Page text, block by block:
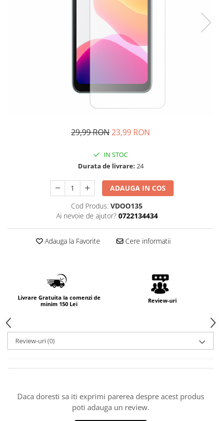
29,99 RON23,99 RON
IN STOC
Durata de livrare: 24
ADAUGA IN COS
Cod Produs: VDOO135
Ai nevoie de ajutor? 0722134434
Adauga la Favorite Cere informatii
Livrare Gratuita la comenzi de
minim 150 Lei
Review-uri
Review-uri(0)
Daca doresti sa iti exprimi parerea despre acest produs
poti adauga un review.